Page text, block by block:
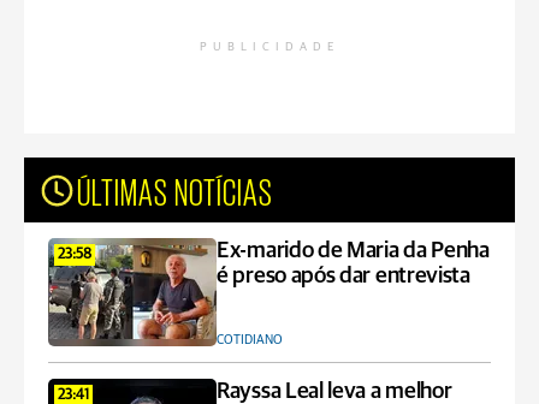
PUBLICIDADE
ÚLTIMAS NOTÍCIAS
23:58
Ex-marido de Maria da Penha
é preso após dar entrevista
COTIDIANO
23:41
Rayssa Leal leva a melhor